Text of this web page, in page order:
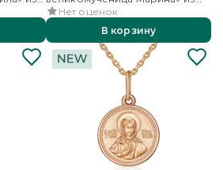
красного золота
Нет оценок
В корзину